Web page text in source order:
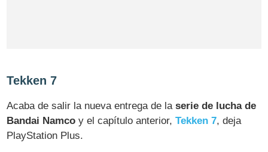
Tekken 7
Acaba de salir la nueva entrega de laserie de lucha de
Bandai Namco y el capítulo anterior,Tekken 7, deja
PlayStation Plus.